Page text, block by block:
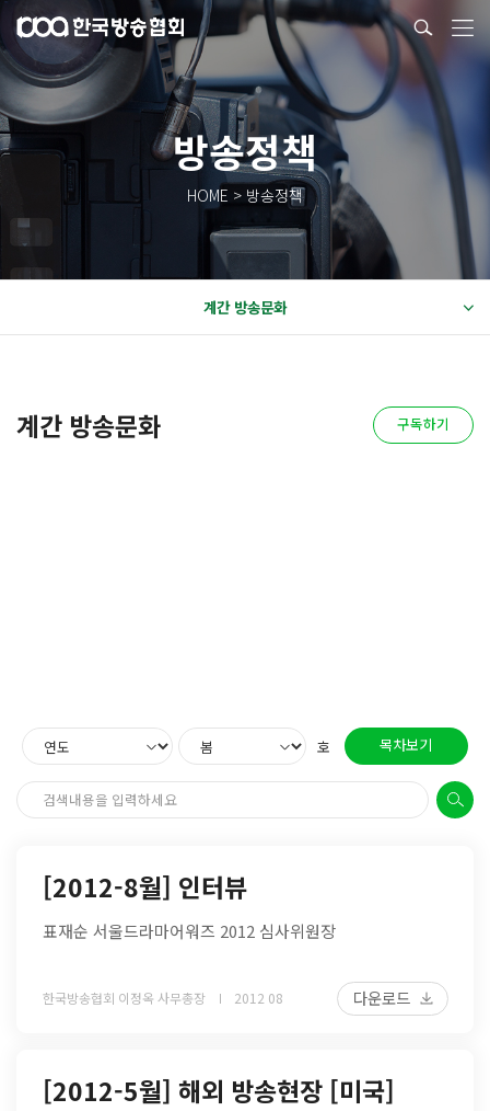
방송정책
HOME > 방송정책
계간 방송문화
계간 방송문화 구독하기
호 목차보기
[2012-8월] 인터뷰
표재순 서울드라마어워즈 2012 심사위원장
한국방송협회 이정옥 사무총장 2012 08 다운로드
[2012-5월] 해외 방송현장 [미국]